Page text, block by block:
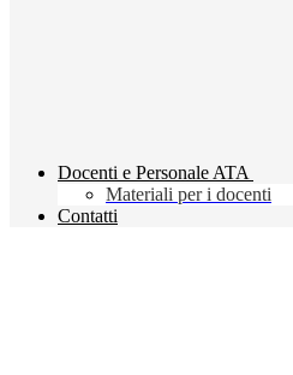
Docenti e Personale ATA
Materiali per i docenti
Contatti